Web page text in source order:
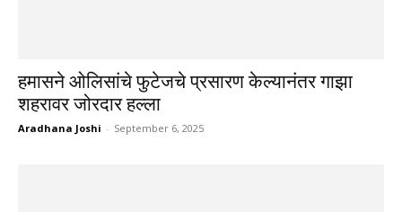
हमासने ओलिसांचे फुटेजचे प्रसारण केल्यानंतर गाझा
शहरावर जोरदार हल्ला
Aradhana Joshi - September 6, 2025